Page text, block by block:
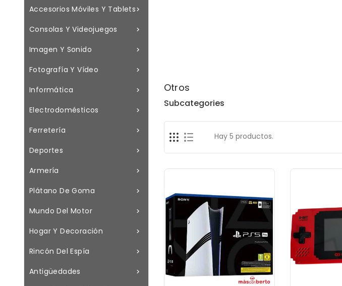

Accesorios Móviles Y Tablets

Consolas Y Videojuegos

Imagen Y Sonido

Fotografía Y Vídeo

Informática

Electrodomésticos

Ferretería

Deportes

Armería

Plátano De Goma

Mundo Del Motor

Hogar Y Decoración

Rincón Del Espía

Antigüedades
Otros
Subcategories
Hay 5 productos.